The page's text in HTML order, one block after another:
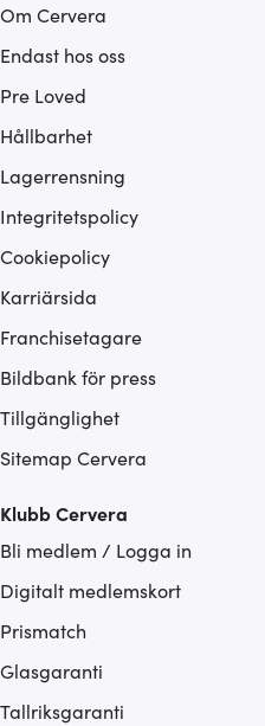
Om Cervera
Endast hos oss
Pre Loved
Hållbarhet
Lagerrensning
Integritetspolicy
Cookiepolicy
Karriärsida
Franchisetagare
Bildbank för press
Tillgänglighet
Sitemap Cervera
Klubb Cervera
Bli medlem / Logga in
Digitalt medlemskort
Prismatch
Glasgaranti
Tallriksgaranti